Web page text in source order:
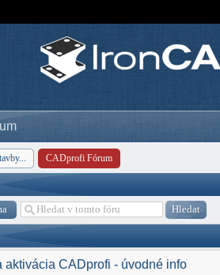
CADprofi Fórum
aktivácia CADprofi - úvodné info